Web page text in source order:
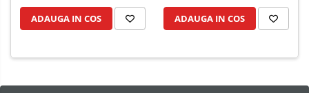
ADAUGA IN COS ADAUGA IN COS